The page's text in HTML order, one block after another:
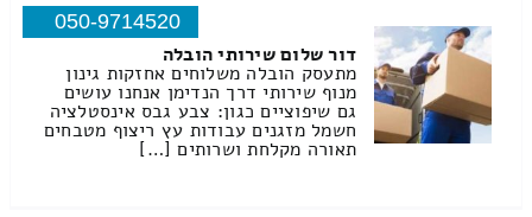
050-9714520
דור שלום שירותי הובלה
מתעסק הובלה משלוחים אחזקות גינון
מנוף שירותי דרך הנדימן אנחנו עושים
גם שיפוציים כגון: צבע גבס אינסטלציה
חשמל מזגנים עבודות עץ ריצוף מטבחים
תאורה מקלחת ושרותים […]